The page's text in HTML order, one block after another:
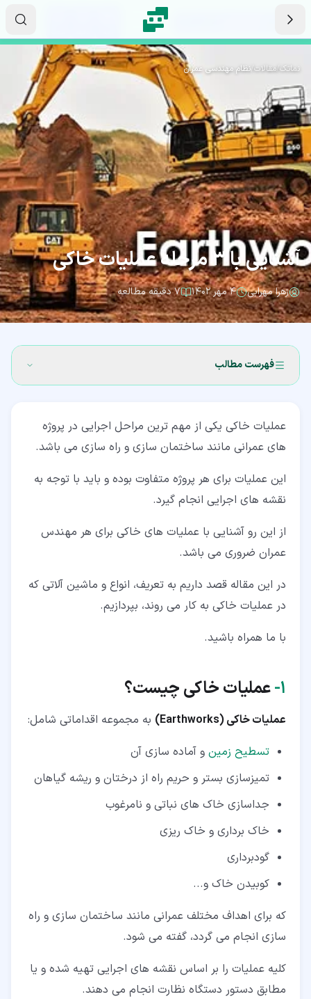
نماتک/مقالات/نظام مهندسی عمران
آشنایی با 3 مرحله عملیات خاکی
زهرا مهرابی ۴ مهر ۱۴۰۲ ۷ دقیقه مطالعه
فهرست مطالب
۳‏-‏۲‏- لودر
۳‏-‏۵‏- اسکریپر
۳‏-‏۶‏- غلتک
عملیات خاکی یکی از مهم ترین مراحل اجرایی در پروژه
های عمرانی مانند ساختمان سازی و راه سازی می باشد.
این عملیات برای هر پروژه متفاوت بوده و باید با توجه به
نقشه های اجرایی انجام گیرد.
از این رو آشنایی با عملیات های خاکی برای هر مهندس
عمران ضروری می باشد.
در این مقاله قصد داریم به تعریف، انواع و ماشین آلاتی که
در عملیات خاکی به کار می روند، بپردازیم.
با ما همراه باشید.
۱‏- عملیات خاکی چیست؟
عملیات خاکی (Earthworks)
به مجموعه اقداماتی شامل:
تسطیح زمین و آماده سازی آن
تمیزسازی بستر و حریم راه از درختان و ریشه گیاهان
جداسازی خاک های نباتی و نامرغوب
خاک برداری و خاک ریزی
گودبرداری
کوبیدن خاک و...
که برای اهداف مختلف عمرانی مانند ساختمان سازی و راه
سازی انجام می گردد، گفته می شود.
کلیه عملیات را بر اساس نقشه های اجرایی تهیه شده و یا
مطابق دستور دستگاه نظارت انجام می دهند.